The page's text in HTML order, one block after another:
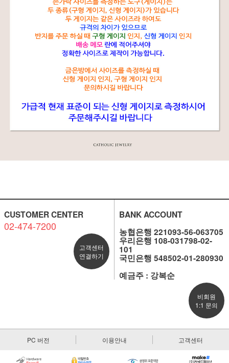
CUSTOMER CENTER
02-474-7200
고객센터
연결하기
BANK ACCOUNT
농협은행 221093-56-063705
우리은행 108-031798-02-
101
국민은행 548502-01-280930
예금주 : 강복순
비회원
1:1 문의
PC 버전 이용안내 고객센터